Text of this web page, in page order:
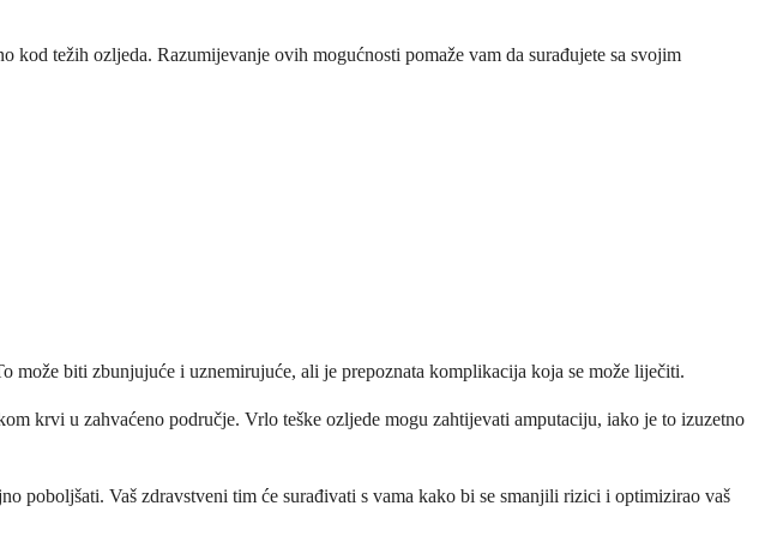
težih ozljeda. Razumijevanje ovih mogućnosti pomaže vam da surađujete sa svojim
biti zbunjujuće i uznemirujuće, ali je prepoznata komplikacija koja se može liječiti.
krvi u zahvaćeno područje. Vrlo teške ozljede mogu zahtijevati amputaciju, iako je to izuzetno
poboljšati. Vaš zdravstveni tim će surađivati s vama kako bi se smanjili rizici i optimizirao vaš